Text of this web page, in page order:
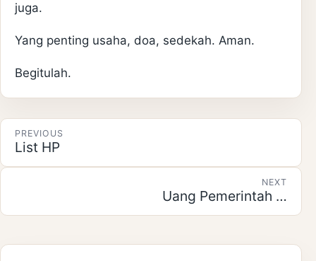
juga.
Yang penting usaha, doa, sedekah. Aman.
Begitulah.
Post navigation
PREVIOUS
List HP
NEXT
Uang Pemerintah …